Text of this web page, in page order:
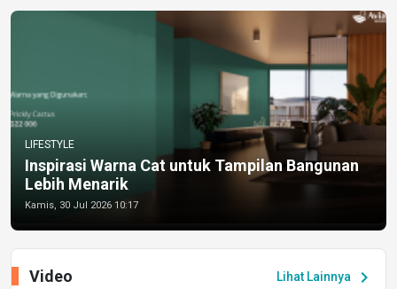
LIFESTYLE
Inspirasi Warna Cat untuk Tampilan Bangunan
Lebih Menarik
Kamis, 30 Jul 2026 10:17
Lihat Lainnya chevron_right
Video